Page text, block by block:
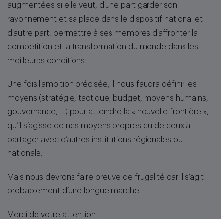
augmentées si elle veut, d’une part garder son
rayonnement et sa place dans le dispositif national et
d’autre part, permettre à ses membres d’affronter la
compétition et la transformation du monde dans les
meilleures conditions.
Une fois l’ambition précisée, il nous faudra définir les
moyens (stratégie, tactique, budget, moyens humains,
gouvernance, …) pour atteindre la « nouvelle frontière »,
qu’il s’agisse de nos moyens propres ou de ceux à
partager avec d’autres institutions régionales ou
nationale.
Mais nous devrons faire preuve de frugalité car il s’agit
probablement d’une longue marche.
Merci de votre attention.